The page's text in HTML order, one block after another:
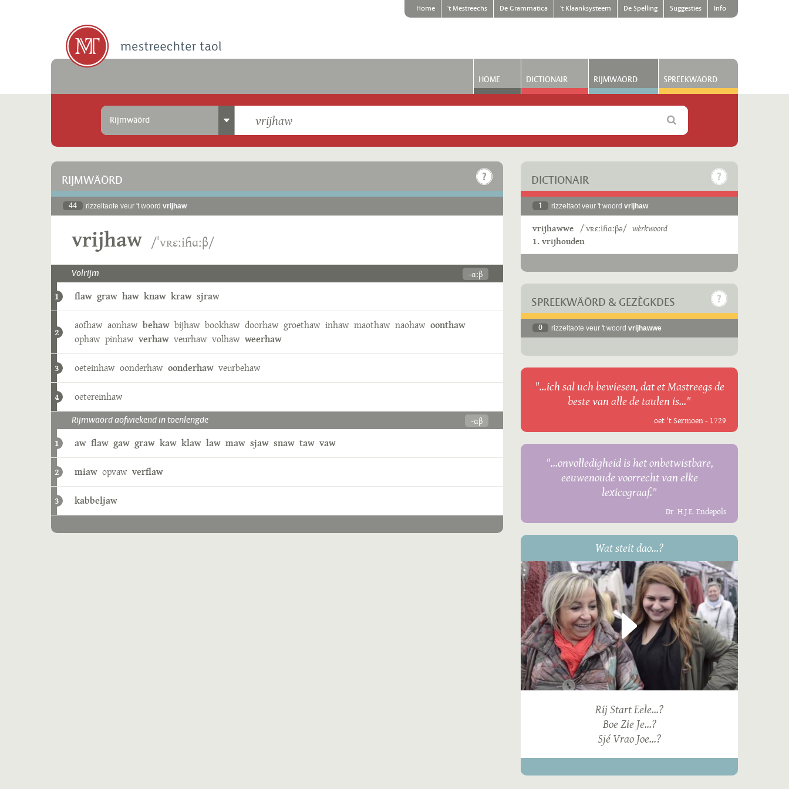
Home 't Mestreechs De Grammatica 't Klaanksysteem De Spelling Suggesties Info
HOME DICTIONAIR RIJMWÄÖRD SPREEKWÄÖRD
Rijmwäörd
RIJMWÄÖRD
44 rizzeltaote veur 't woord vrijhaw
vrijhaw /ˈvʀɛːiɦɑːβ/
Volrijm -ɑːβ
1 flaw graw haw knaw kraw sjraw
2
aofhaw aonhaw behaw bijhaw bookhaw doorhaw groethaw inhaw maothaw naohaw oonthaw
ophaw pinhaw verhaw veurhaw volhaw weerhaw
3 oeteinhaw oonderhaw oonderhaw veurbehaw
4 oetereinhaw
Rijmwäörd aofwiekend in toenlengde -ɑβ
1 aw flaw gaw graw kaw klaw law maw sjaw snaw taw vaw
2 miaw opvaw verflaw
3 kabbeljaw
DICTIONAIR
1 rizzeltaot veur 't woord vrijhaw
vrijhawwe /ˈvʀɛːiɦɑːβə/ wèrkwoord
1. vrijhouden
SPREEKWÄÖRD & GEZÈGKDES
0 rizzeltaote veur 't woord vrijhawwe
"...ich sal uch bewiesen, dat et Mastreegs de
beste van alle de taulen is..."
oet 't Sermoen - 1729
"...onvolledigheid is het onbetwistbare,
eeuwenoude voorrecht van elke
lexicograaf."
Dr. H.J.E. Endepols
Wat steit dao...?
Rij Start Eele...?
Boe Zie Je...?
Sjé Vrao Joe...?